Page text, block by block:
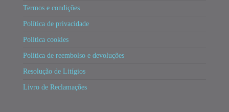
Termos e condições
Política de privacidade
Política cookies
Política de reembolso e devoluções
Resolução de Litígios
Livro de Reclamações